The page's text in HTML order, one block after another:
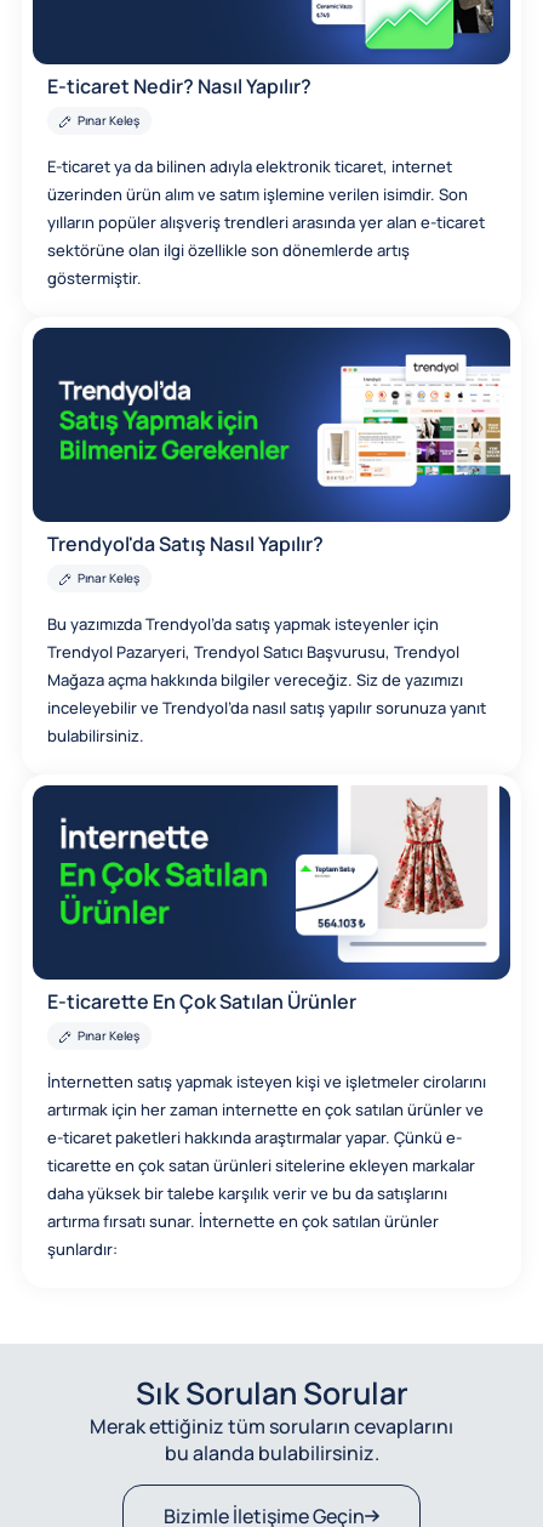
E-ticaret Nedir? Nasıl Yapılır?
Pınar Keleş
E-ticaret ya da bilinen adıyla elektronik ticaret, internet
üzerinden ürün alım ve satım işlemine verilen isimdir. Son
yılların popüler alışveriş trendleri arasında yer alan e-ticaret
sektörüne olan ilgi özellikle son dönemlerde artış
göstermiştir.
Trendyol'da Satış Nasıl Yapılır?
Pınar Keleş
Bu yazımızda Trendyol’da satış yapmak isteyenler için
Trendyol Pazaryeri, Trendyol Satıcı Başvurusu, Trendyol
Mağaza açma hakkında bilgiler vereceğiz. Siz de yazımızı
inceleyebilir ve Trendyol’da nasıl satış yapılır sorunuza yanıt
bulabilirsiniz.
E-ticarette En Çok Satılan Ürünler
Pınar Keleş
İnternetten satış yapmak isteyen kişi ve işletmeler cirolarını
artırmak için her zaman internette en çok satılan ürünler ve
e-ticaret paketleri hakkında araştırmalar yapar. Çünkü e-
ticarette en çok satan ürünleri sitelerine ekleyen markalar
daha yüksek bir talebe karşılık verir ve bu da satışlarını
artırma fırsatı sunar. İnternette en çok satılan ürünler
şunlardır:
Sık Sorulan Sorular
Merak ettiğiniz tüm soruların cevaplarını
bu alanda bulabilirsiniz.
Bizimle İletişime Geçin